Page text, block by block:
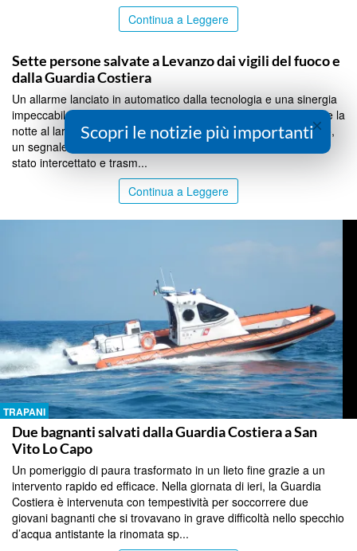
Continua a Leggere
Sette persone salvate a Levanzo dai vigili del fuoco e
dalla Guardia Costiera
Un allarme lanciato in automatico dalla tecnologia e una sinergia
impeccabile tra i soccorritori hanno sventato la tragedia durante la
notte al largo delle Isole Egadi. Intorno alle ore 3:00 del mattino,
un segnale d’emergenza inviato da un dispositivo elettronico è
stato intercettato e trasm...
Continua a Leggere
TRAPANI
Due bagnanti salvati dalla Guardia Costiera a San
Vito Lo Capo
Un pomeriggio di paura trasformato in un lieto fine grazie a un
intervento rapido ed efficace. Nella giornata di ieri, la Guardia
Costiera è intervenuta con tempestività per soccorrere due
giovani bagnanti che si trovavano in grave difficoltà nello specchio
d’acqua antistante la rinomata sp...
×
Scopri le notizie più importanti